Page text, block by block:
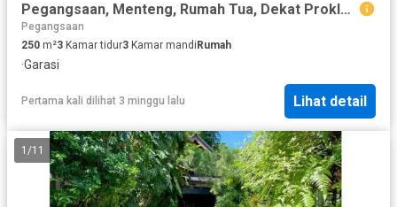
Pegangsaan, Menteng, Rumah Tua, Dekat Proklamasi , Pramuka
Pegangsaan
250 m²3 Kamar tidur3 Kamar mandi Rumah
·Garasi
Pertama kali dilihat 3 minggu lalu Lihat detail
1 /11